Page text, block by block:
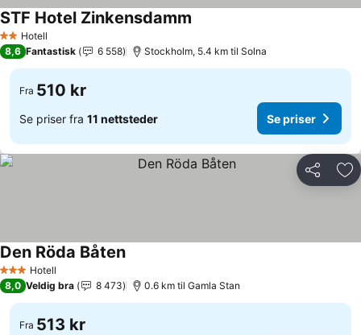
2 Stjerner
Hotell
STF Hotel Zinkensdamm
8,6 Fantastisk 6 558 Stockholm, 5.4 km til Solna
Fra 510 kr
Se priser fra 11 nettsteder Se priser
Del
3 StjernerHotell
Den Röda BåtenSe priser
8,0 Veldig bra 8 473 0.6 km til Gamla Stan
Fra 513 kr